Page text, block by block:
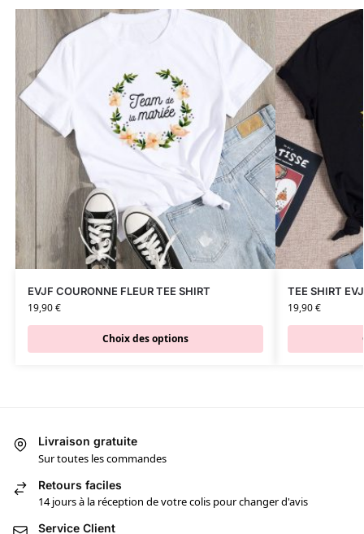
EVJF COURONNE FLEUR TEE SHIRT
19,90€
Choix des options
TEE SHIRT
19,90€
Livraison gratuite
Sur toutes les commandes
Retours faciles
14 jours à la réception de votre colis pour changer d'avis
Service Client